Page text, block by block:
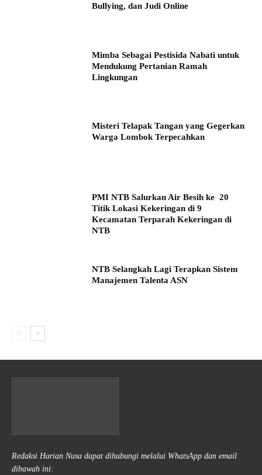
Bullying, dan Judi Online
Mimba Sebagai Pestisida Nabati untuk
Mendukung Pertanian Ramah
Lingkungan
Misteri Telapak Tangan yang Gegerkan
Warga Lombok Terpecahkan
PMI NTB Salurkan Air Besih ke 20
Titik Lokasi Kekeringan di 9
Kecamatan Terparah Kekeringan di
NTB
NTB Selangkah Lagi Terapkan Sistem
Manajemen Talenta ASN
Redaksi Harian Nusa dapat dihubungi melalui WhatsApp dan email
dibawah ini: